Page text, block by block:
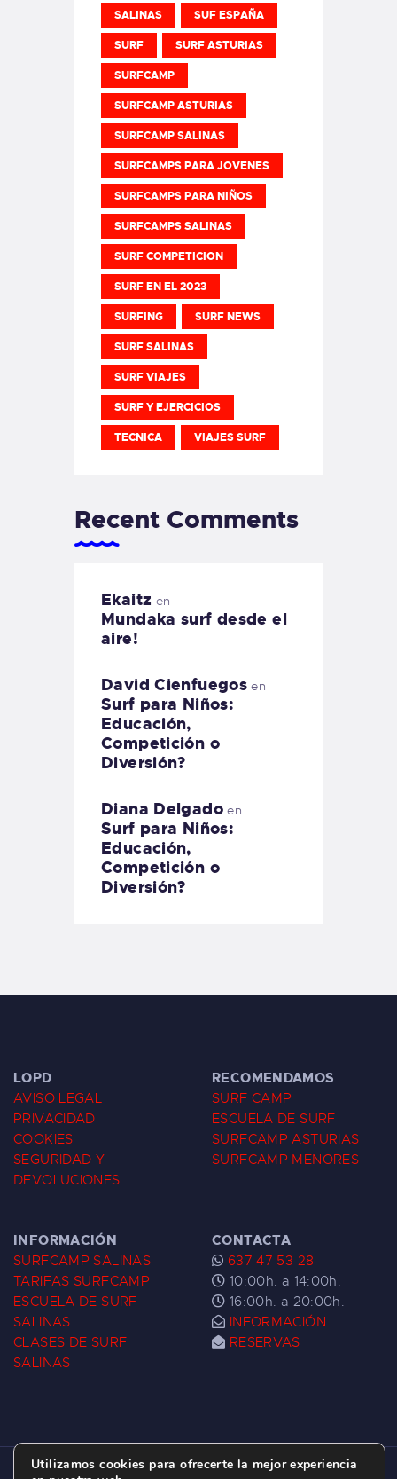
SALINAS SUF ESPAÑA
SURF SURF ASTURIAS
SURFCAMP
SURFCAMP ASTURIAS
SURFCAMP SALINAS
SURFCAMPS PARA JOVENES
SURFCAMPS PARA NIÑOS
SURFCAMPS SALINAS
SURF COMPETICION
SURF EN EL 2023
SURFING SURF NEWS
SURF SALINAS
SURF VIAJES
SURF Y EJERCICIOS
TECNICA VIAJES SURF
Recent Comments
Ekaitz en
Mundaka surf desde el
aire!
David Cienfuegos en
Surf para Niños:
Educación,
Competición o
Diversión?
Diana Delgadoen
Surf para Niños:
Educación,
Competición o
Diversión?
LOPD
AVISO LEGAL
PRIVACIDAD
COOKIES
SEGURIDAD Y
DEVOLUCIONES
RECOMENDAMOS
SURF CAMP
ESCUELA DE SURF
SURFCAMP ASTURIAS
SURFCAMP MENORES
INFORMACIÓN
SURFCAMP SALINAS
TARIFAS SURFCAMP
ESCUELA DE SURF
SALINAS
CLASES DE SURF
SALINAS
CONTACTA
637 47 53 28
10:00h. a 14:00h.
16:00h. a 20:00h.
INFORMACIÓN
RESERVAS
Utilizamos cookies para ofrecerte la mejor experiencia